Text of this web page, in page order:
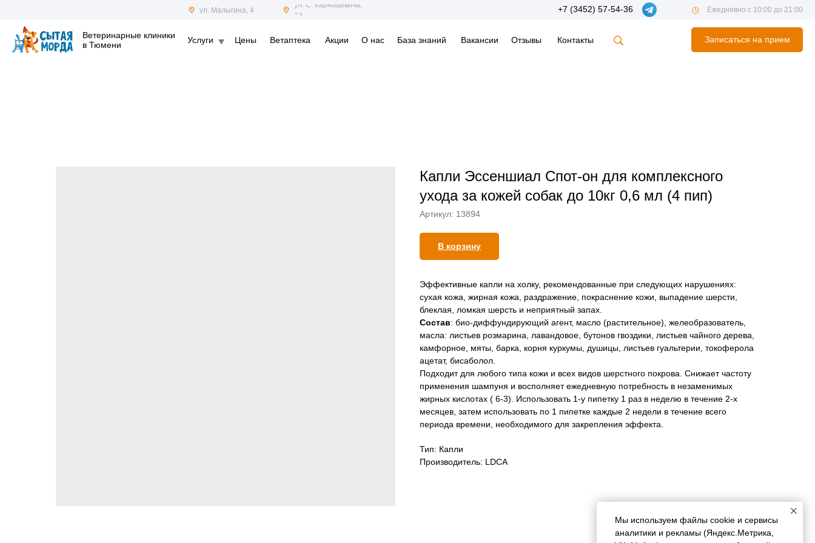
Записаться на прием
+7 (3452) 57-54-36
ул. С. Карнацевича,
12
ул. Малыгина, 4
Ветеринарные клиники
в Тюмени
Ежедневно с 10:00 до 21:00
Услуги Цены База знаний
О нас Контакты
Вакансии Отзывы
Акции
Ветаптека
Капли Эссеншиал Спот-он для комплексного
ухода за кожей собак до 10кг 0,6 мл (4 пип)
Артикул: 13894
В корзину
Эффективные капли на холку, рекомендованные при следующих нарушениях:
сухая кожа, жирная кожа, раздражение, покраснение кожи, выпадение шерсти,
блеклая, ломкая шерсть и неприятный запах.
Состав: био-диффундирующий агент, масло (растительное), желеобразователь,
масла: листьев розмарина, лавандовое, бутонов гвоздики, листьев чайного дерева,
камфорное, мяты, барка, корня куркумы, душицы, листьев гуальтерии, токоферола
ацетат, бисаболол.
Подходит для любого типа кожи и всех видов шерстного покрова. Снижает частоту
применения шампуня и восполняет ежедневную потребность в незаменимых
жирных кислотах ( 6-3). Использовать 1-у пипетку 1 раз в неделю в течение 2-х
месяцев, затем использовать по 1 пипетке каждые 2 недели в течение всего
периода времени, необходимого для закрепления эффекта.
Тип: Капли
Производитель: LDCA
Мы используем файлы cookie и сервисы
аналитики и рекламы (Яндекс.Метрика,